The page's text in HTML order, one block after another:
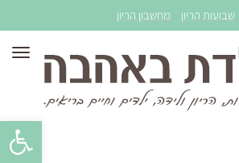
שבועות הריון מחשבון הריון
פתח